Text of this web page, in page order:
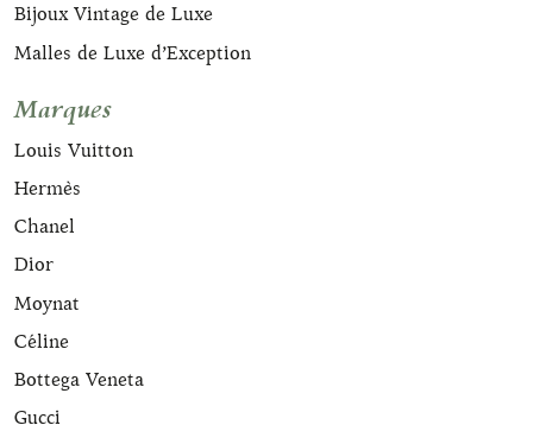
Bijoux Vintage de Luxe
Malles de Luxe d’Exception
Marques
Louis Vuitton
Hermès
Chanel
Dior
Moynat
Céline
Bottega Veneta
Gucci